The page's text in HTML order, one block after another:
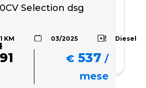
Selection dsg
KM 03/2025 Diesel
€ 537 /
mese